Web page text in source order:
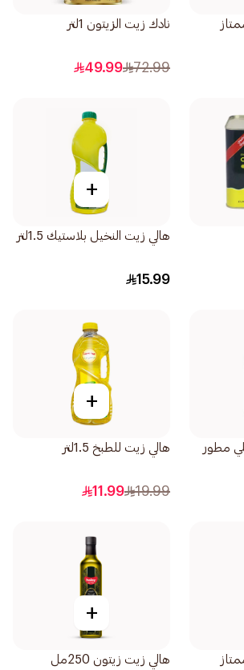
نادك زيت الزيتون 1لتر
72.99
49.99
+
هالي زيت النخيل بلاستيك 1.5لتر
15.99
مطور
+
هالي زيت للطبخ 1.5لتر
19.99
11.99
+
هالي زيت زيتون 250مل